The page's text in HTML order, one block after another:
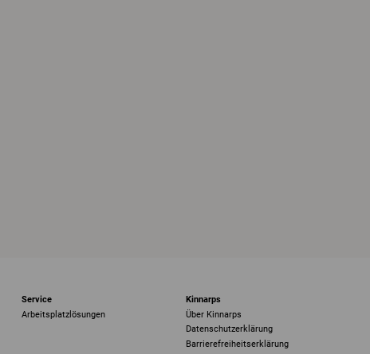
Service
Arbeitsplatzlösungen
Kinnarps
Über Kinnarps
Datenschutzerklärung
Barrierefreiheits­erklärung